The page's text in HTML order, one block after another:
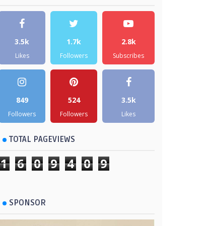
3.5k
Likes
1.7k
Followers
2.8k
Subscribes
849
Followers
524
Followers
3.5k
Likes
TOTAL PAGEVIEWS
1 6 0 9 4 0 9
SPONSOR